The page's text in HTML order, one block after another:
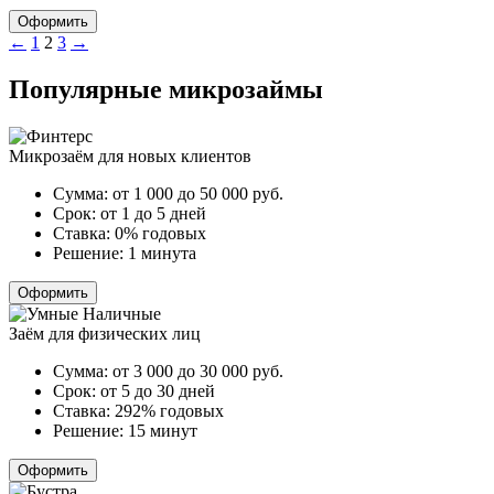
Оформить
Пагинация
← 1 2 3 →
Популярные микрозаймы
Микрозаём для новых клиентов
Сумма: от 1 000 до 50 000 руб.
Срок: от 1 до 5 дней
Ставка: 0% годовых
Решение: 1 минута
Оформить
Заём для физических лиц
Сумма: от 3 000 до 30 000 руб.
Срок: от 5 до 30 дней
Ставка: 292% годовых
Решение: 15 минут
Оформить